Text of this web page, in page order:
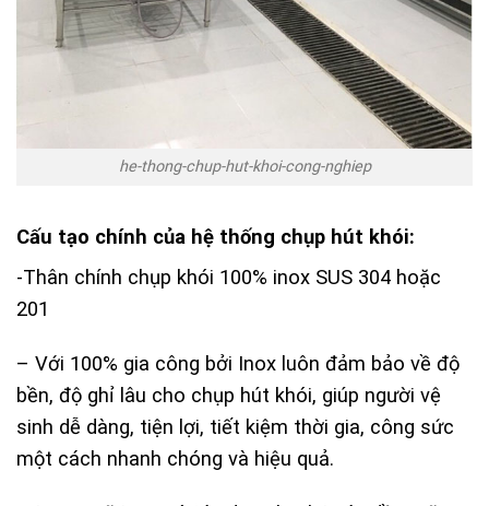
he-thong-chup-hut-khoi-cong-nghiep
Cấu tạo chính của hệ thống chụp hút khói:
-Thân chính chụp khói 100% inox SUS 304 hoặc
201
– Với 100% gia công bởi Inox luôn đảm bảo về độ
bền, độ ghỉ lâu cho chụp hút khói, giúp người vệ
sinh dễ dàng, tiện lợi, tiết kiệm thời gia, công sức
một cách nhanh chóng và hiệu quả.